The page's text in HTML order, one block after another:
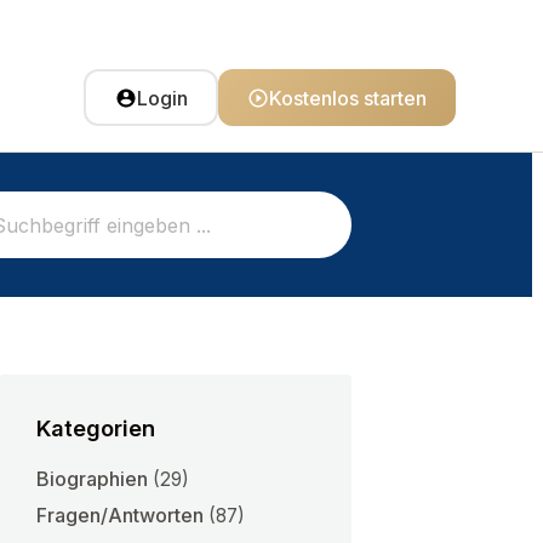
Login Kostenlos starten
Kategorien
Biographien (29)
Fragen/Antworten (87)